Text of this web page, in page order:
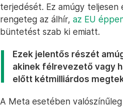
terjedését. Ez amúgy
rengeteg az álhír, az EU
büntetést szab ki emiatt.
Ezek jelentős részét
akinek félrevezető vagy
előtt kétmilliárdos
A Meta esetében